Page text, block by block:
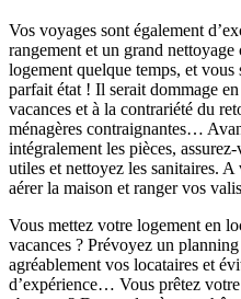
Vos voyages sont également
rangement et un grand
logement quelque temps, et
parfait état ! Il serait dommage
vacances et à la contrariété du
ménagères contraignantes…
intégralement les pièces,
utiles et nettoyez les sanitaires. A
aérer la maison et ranger vos
Vous mettez votre logement en
vacances ? Prévoyez un
agréablement vos locataires et
d’expérience… Vous prêtez